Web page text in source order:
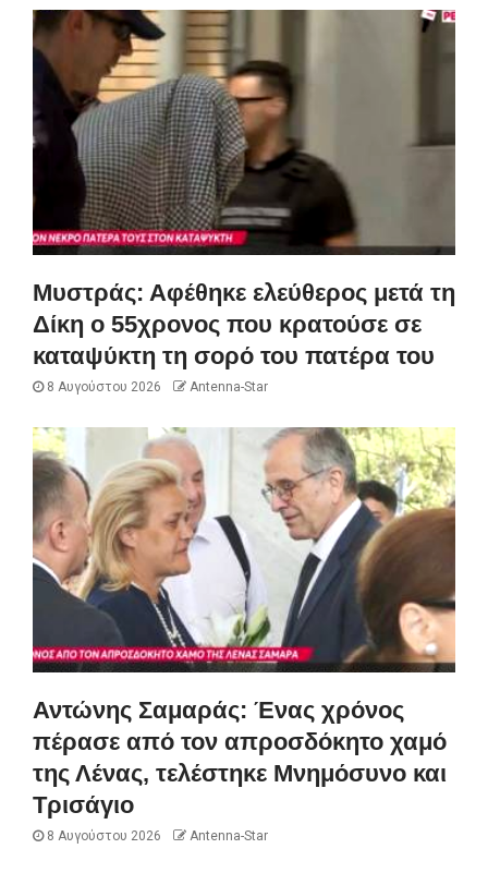
Μυστράς: Αφέθηκε ελεύθερος μετά τη
Δίκη ο 55χρονος που κρατούσε σε
καταψύκτη τη σορό του πατέρα του
8 Αυγούστου 2026 Antenna-Star
Αντώνης Σαμαράς: Ένας χρόνος
πέρασε από τον απροσδόκητο χαμό
της Λένας, τελέστηκε Μνημόσυνο και
Τρισάγιο
8 Αυγούστου 2026 Antenna-Star